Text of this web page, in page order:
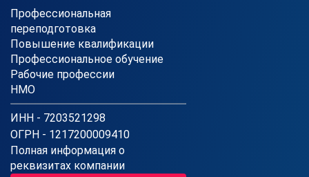
Профессиональная
переподготовка
Повышение квалификации
Профессиональное обучение
Рабочие профессии
НМО
ИНН - 7203521298
ОГРН - 1217200009410
Полная информация о
реквизитах компании